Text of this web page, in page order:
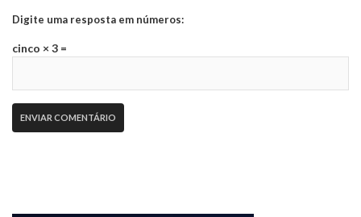
Digite uma resposta em números:
cinco × 3 =